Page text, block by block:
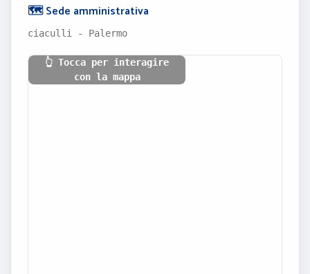
🗺️ Sede amministrativa
ciaculli - Palermo
👆 Tocca per interagire
con la mappa